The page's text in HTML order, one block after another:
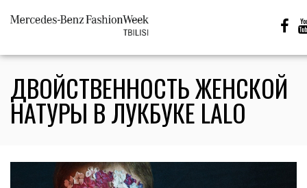
ДВОЙСТВЕННОСТЬ ЖЕНСКОЙ
НАТУРЫ В ЛУКБУКЕ LALO